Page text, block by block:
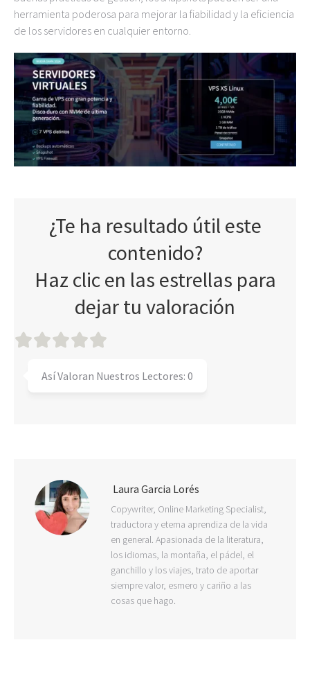
herramienta poderosa para mejorar la fiabilidad y la eficiencia
de los servidores en cualquier entorno.
¿Te ha resultado útil este
contenido?
Haz clic en las estrellas para
dejar tu valoración
Así Valoran Nuestros Lectores: 0
Laura Garcia Lorés
Copywriter, Online Marketing Specialist,
traductora y eterna aprendiza de la vida
en general. Apasionada de la literatura,
los idiomas, la montaña, el pádel, el
ganchillo y los viajes, trato de aportar
siempre valor, esmero y cariño a las
cosas que hago.